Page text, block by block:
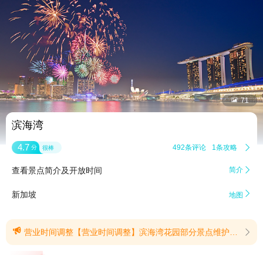
 71
滨海湾
4.7 分 很棒 492条评论 1条攻略 
查看景点简介及开放时间 简介 
新加坡 地图 
 营业时间调整【营业时间调整】滨海湾花园部分景点维护闭馆日期(2026年)花穹: 8月17日、10月6日、11月16日云雾林: 8月24日、10月26日奇幻花园: 9月1日、10月13日、11月3日、12月1日擎天树观景台: 8月6日、9月3日、10月15日、11月5日、12月10日华侨银行空中走道：9月3日温馨提示：云雾林《侏罗纪世界：体验》（Cloud Forest featuring Jurassic World: The Experience）将延期开放至2027年5月30日。活动期间，云雾林开放时间为9:00-21:00，最后入场时间为20:00。(提示有效期2026/8/5至2026/12/31) 
